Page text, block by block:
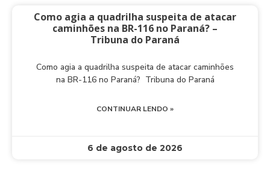
Como agia a quadrilha suspeita de atacar
caminhões na BR-116 no Paraná? –
Tribuna do Paraná
Como agia a quadrilha suspeita de atacar caminhões
na BR-116 no Paraná? Tribuna do Paraná
CONTINUAR LENDO »
6 de agosto de 2026